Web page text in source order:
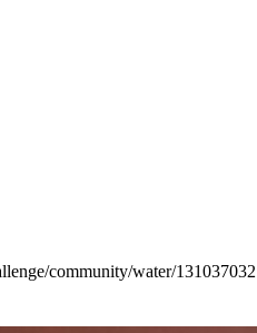
community/water/131037032